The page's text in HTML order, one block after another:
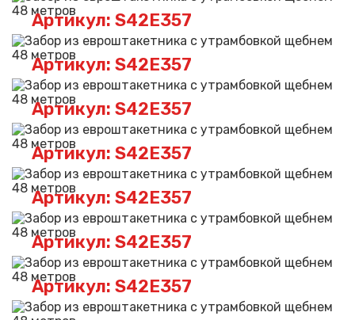
Артикул: S42E357
Артикул: S42E357
Артикул: S42E357
Артикул: S42E357
Артикул: S42E357
Артикул: S42E357
Артикул: S42E357